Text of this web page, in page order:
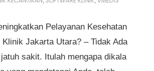
Pelayanan Kesehatan
Klinik Jakarta Utara? – Tidak Ada
sakit. Itulah mengapa dikala